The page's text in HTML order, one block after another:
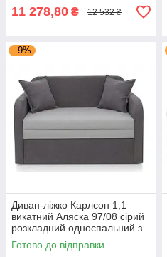
11 278,80 ₴ 12 532 ₴
–9%
Диван-ліжко Карлсон 1,1
викатний Аляска 97/08 сірий
розкладний односпальний з
шухлядою для сну Мікс Меблі
Готово до відправки